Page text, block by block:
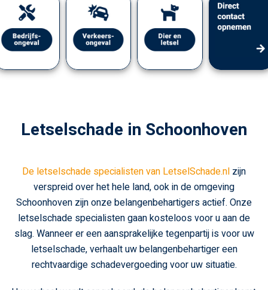
Letselschade in Schoonhoven
De letselschade specialisten van LetselSchade.nl zijn
verspreid over het hele land, ook in de omgeving
Schoonhoven zijn onze belangenbehartigers actief. Onze
letselschade specialisten gaan kosteloos voor u aan de
slag. Wanneer er een aansprakelijke tegenpartij is voor uw
letselschade, verhaalt uw belangenbehartiger een
rechtvaardige schadevergoeding voor uw situatie.